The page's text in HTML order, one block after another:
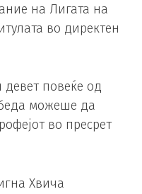
на Лигата на
во директен
повеќе од
можеше да
во пресрет
Хвича